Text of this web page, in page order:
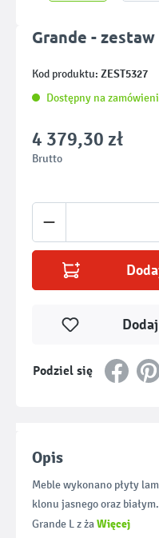
Grande - zestaw
Kod produktu: ZEST5327
Dostępny na
4 379,30 zł
Brutto
Ilość produktu:
Podziel się
Opis
Meble wykonano płyty
klonu jasnego oraz
Grande L z żaWięcej